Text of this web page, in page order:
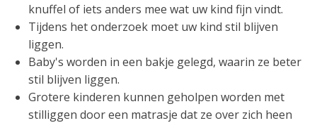
knuffel of iets anders mee wat uw kind fijn vindt.
Tijdens het onderzoek moet uw kind stil blijven
liggen.
Baby's worden in een bakje gelegd, waarin ze beter
stil blijven liggen.
Grotere kinderen kunnen geholpen worden met
stilliggen door een matrasje dat ze over zich heen